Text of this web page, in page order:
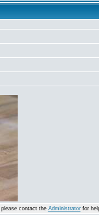
contact the Administratorfor